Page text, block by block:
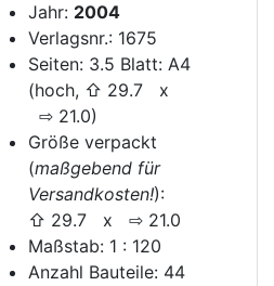
Jahr: 2004
Verlagsnr.: 1675
Seiten: 3.5 Blatt: A4
(hoch, ⇧ 29.7 x
⇨ 21.0)
Größe verpackt
(maßgebend für
Versandkosten!):
⇧ 29.7 x ⇨ 21.0
Maßstab: 1 : 120
Anzahl Bauteile: 44